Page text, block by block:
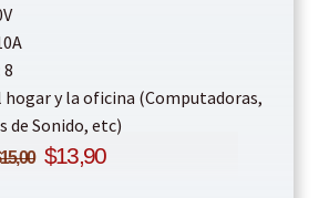
8
hogar y la oficina (Computadoras,
de Sonido, etc)
15,00 $13,90